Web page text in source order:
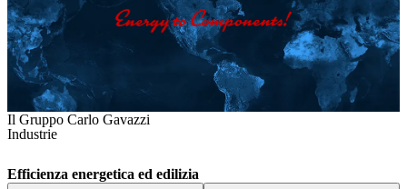
Il Gruppo Carlo Gavazzi
Industrie
Efficienza energetica ed edilizia